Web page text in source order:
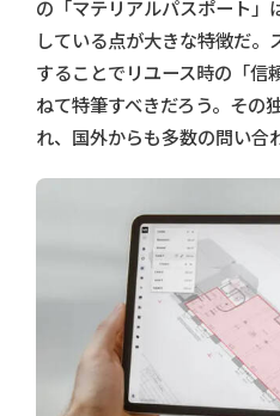
の「マテリアルパスポート」
している点が大きな特徴だ。
することでリユース時の「信
ねて特筆すべきだろう。その
れ、国外からも多数の問い合